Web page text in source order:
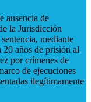
ausencia de
la Jurisdicción
mediante
años de prisión al
por crímenes de
de ejecuciones
ilegítimamente